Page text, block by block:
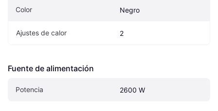
Color Negro
Ajustes de calor 2
Fuente de alimentación
Potencia 2600 W